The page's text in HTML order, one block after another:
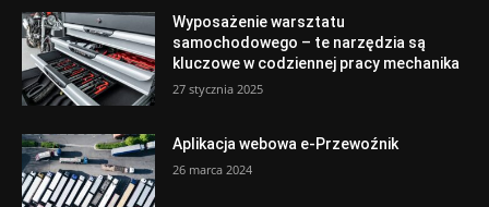
Wyposażenie warsztatu
samochodowego – te narzędzia są
kluczowe w codziennej pracy mechanika
27 stycznia 2025
Aplikacja webowa e-Przewoźnik
26 marca 2024